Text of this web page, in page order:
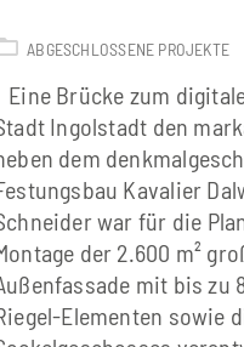
ABGESCHLOSSENE PROJEKTE
Brücke zum
Ingolstadt den
dem
Kavalier
war für die
der 2.600 m²
mit bis zu
Elementen sowie